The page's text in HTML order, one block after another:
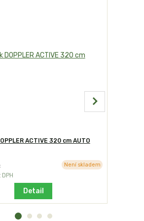
ACTIVE 320 cm AUTO
DPH
Není skladem
Detail